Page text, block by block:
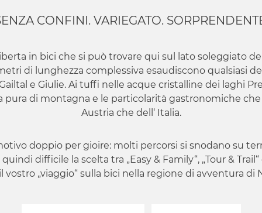
CONFINI. VARIEGATO.
in bici che si può trovare qui sul lato soleggiato
di lunghezza complessiva esaudiscono qualsiasi
e Giulie. Ai tuffi nelle acque cristalline dei laghi
pura di montagna e le particolarità gastronomiche che
Austria che dell‘ Italia.
doppio per gioire: molti percorsi si snodano su
difficile la scelta tra „Easy & Family“, „Tour &
„viaggio“ sulla bici nella regione di avventura di